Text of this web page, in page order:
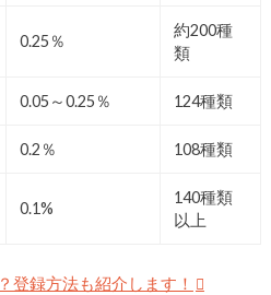
0.25％
約200種
類
0.05～0.25％ 124種類
0.2％ 108種類
0.1%
140種類
以上
登録方法も紹介します！